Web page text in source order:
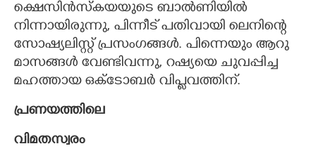
ക്ഷെസിൻസ്കയയുടെ ബാൽണിയിൽ
നിന്നായിരുന്നു,​ പിന്നീട് പതിവായി ലെനിന്റെ
സോഷ്യലിസ്റ്റ് പ്രസംഗങ്ങൾ. പിന്നെയും ആറു
മാസങ്ങൾ വേണ്ടിവന്നു,​ റഷ്യയെ ചുവപ്പിച്ച
മഹത്തായ ഒക്ടോബർ വിപ്ളവത്തിന്.
പ്രണയത്തിലെ
വിമതസ്വരം